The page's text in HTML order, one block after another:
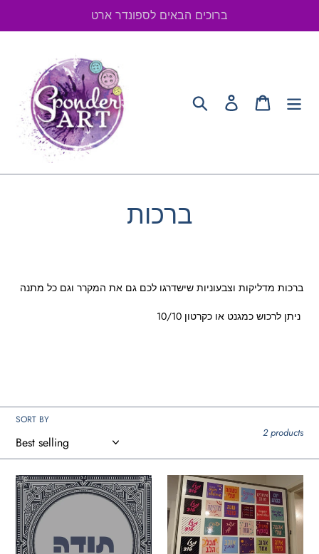
ברוכים הבאים לספונדר ארט
Search Log in Cart
C
l
t
o
n
:
ברכות
ברכות מדליקות וצבעוניות שישדרגו לכם גם את המקרר וגם כל מתנה
SORT BY
2 products
ברכות
ברכות
10/10
מגנט
/
קרטון